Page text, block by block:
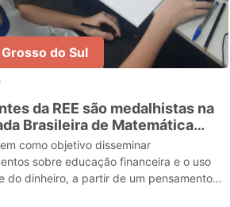
do Sul
da REE são medalhistas na
Brasileira de Matemática
Financeira 2024
como objetivo disseminar
sobre educação financeira e o uso
do dinheiro, a partir de um pensamento